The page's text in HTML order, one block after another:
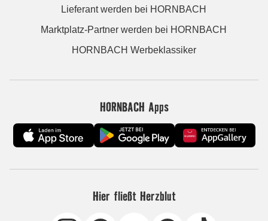
Lieferant werden bei HORNBACH
Marktplatz-Partner werden bei HORNBACH
HORNBACH Werbeklassiker
HORNBACH Apps
Hier fließt Herzblut